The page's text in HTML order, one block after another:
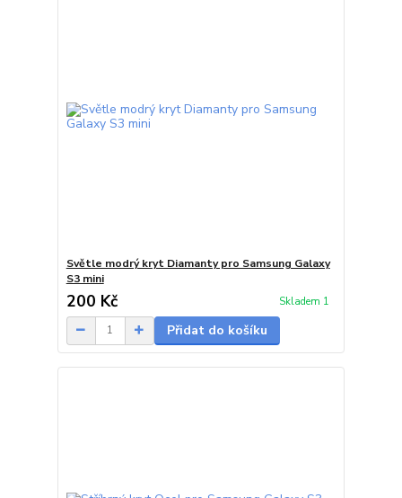
Světle modrý kryt Diamanty pro Samsung Galaxy
S3 mini
200 Kč Skladem 1
Přidat do košíku